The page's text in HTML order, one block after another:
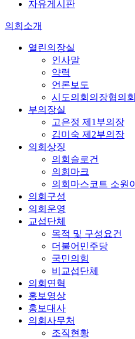
자유게시판
의회소개
열린의장실
인사말
약력
언론보도
시도의회의장협의회
부의장실
고은정 제1부의장
김미숙 제2부의장
의회상징
의회슬로건
의회마크
의회마스코트 소원이
의회구성
의회운영
교섭단체
목적 및 구성요건
더불어민주당
국민의힘
비교섭단체
의회연혁
홍보영상
홍보대사
의회사무처
조직현황